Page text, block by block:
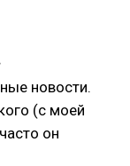
новости.
(с моей
он